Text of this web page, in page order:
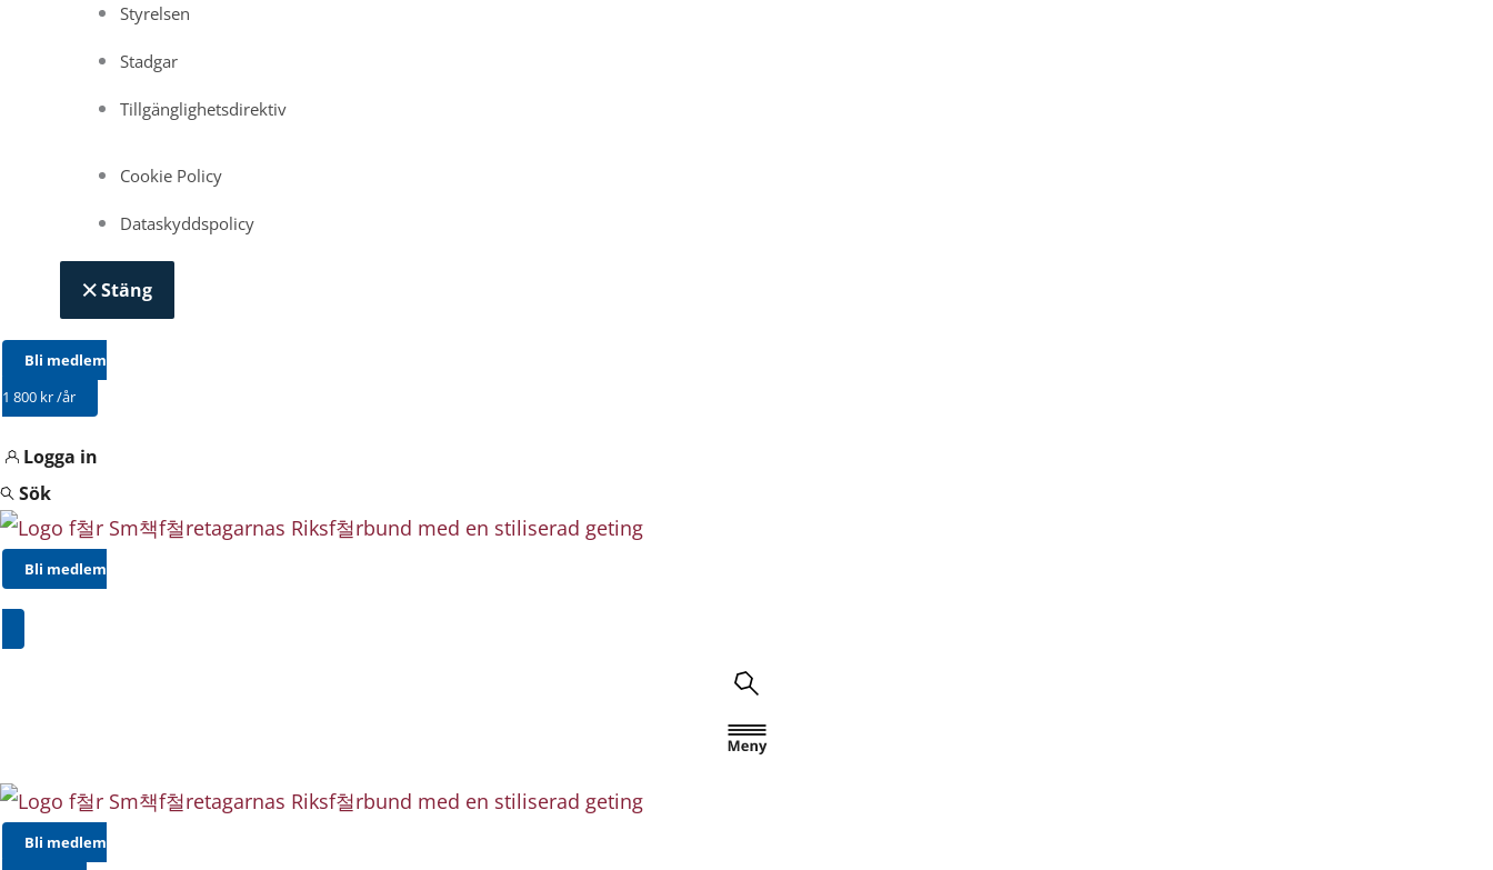
Styrelsen
Stadgar
Tillgänglighetsdirektiv
Cookie Policy
Dataskyddspolicy
Stäng
Bli medlem
1 800 kr /år
Logga in
Sök
Bli medlem
Bli medlem